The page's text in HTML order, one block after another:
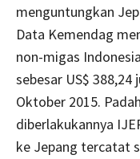
menguntungkan
Data Kemendag
non-migas
sebesar US$
Oktober 2015.
diberlakukannya
ke Jepang tercatat